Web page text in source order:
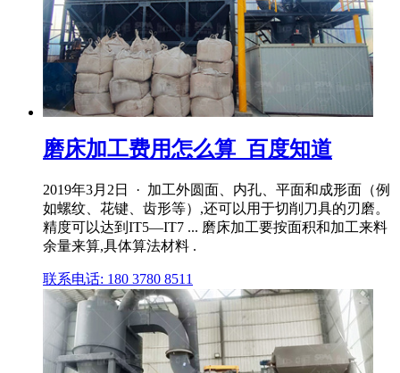
磨床加工费用怎么算_百度知道
2019年3月2日 · 加工外圆面、内孔、平面和成形面（例
如螺纹、花键、齿形等）,还可以用于切削刀具的刃磨。
精度可以达到IT5—IT7 ... 磨床加工要按面积和加工来料
余量来算,具体算法材料 .
联系电话: 180 3780 8511